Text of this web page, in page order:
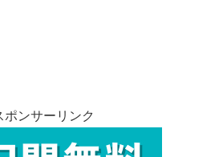
ポンサーリンク